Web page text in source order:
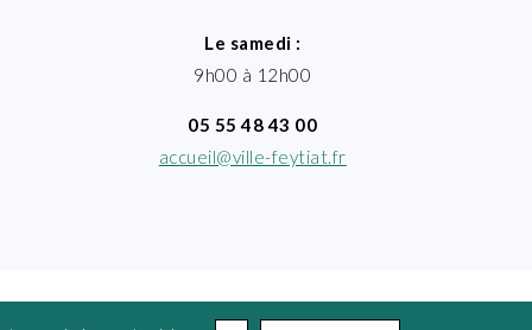
Le samedi :
9h00 à 12h00
05 55 48 43 00
accueil@ville-feytiat.fr